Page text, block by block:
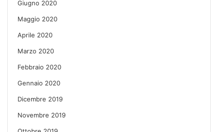
Giugno 2020
Maggio 2020
Aprile 2020
Marzo 2020
Febbraio 2020
Gennaio 2020
Dicembre 2019
Novembre 2019